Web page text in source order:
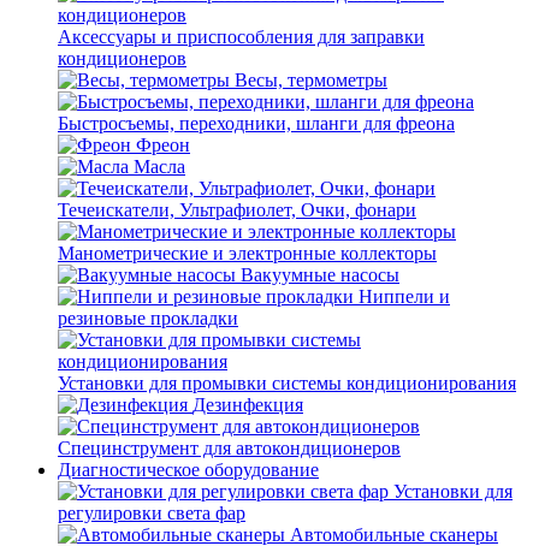
Аксессуары и приспособления для заправки
кондиционеров
Весы, термометры
Быстросъемы, переходники, шланги для фреона
Фреон
Масла
Течеискатели, Ультрафиолет, Очки, фонари
Манометрические и электронные коллекторы
Вакуумные насосы
Ниппели и
резиновые прокладки
Установки для промывки системы кондиционирования
Дезинфекция
Специнструмент для автокондиционеров
Диагностическое оборудование
Установки для
регулировки света фар
Автомобильные сканеры